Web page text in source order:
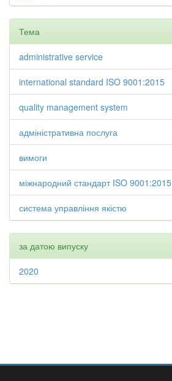
Тема
administrative service
international standard ISO 9001:2015
quality management system
адміністративна послуга
вимоги
міжнародний стандарт ISO 9001:2015
система управління якістю
за датою випуску
2020